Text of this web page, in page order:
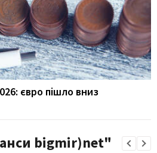
євро пішло вниз
bigmir)net"